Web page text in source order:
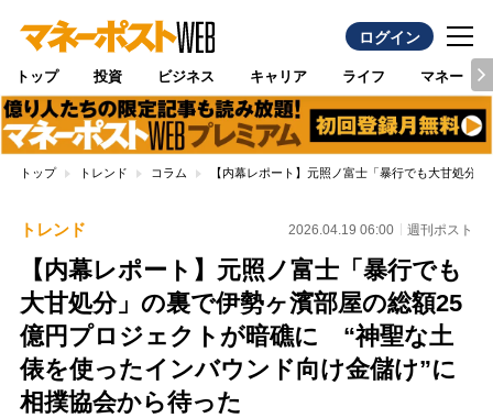
ログイン
トップ 投資 ビジネス キャリア ライフ マネー
トップ トレンド コラム 【内幕レポート】元照ノ富士「暴行でも大甘処分
トレンド 2026.04.19 06:00 週刊ポスト
【内幕レポート】元照ノ富士「暴行でも
大甘処分」の裏で伊勢ヶ濱部屋の総額25
億円プロジェクトが暗礁に “神聖な土
俵を使ったインバウンド向け金儲け”に
相撲協会から待った